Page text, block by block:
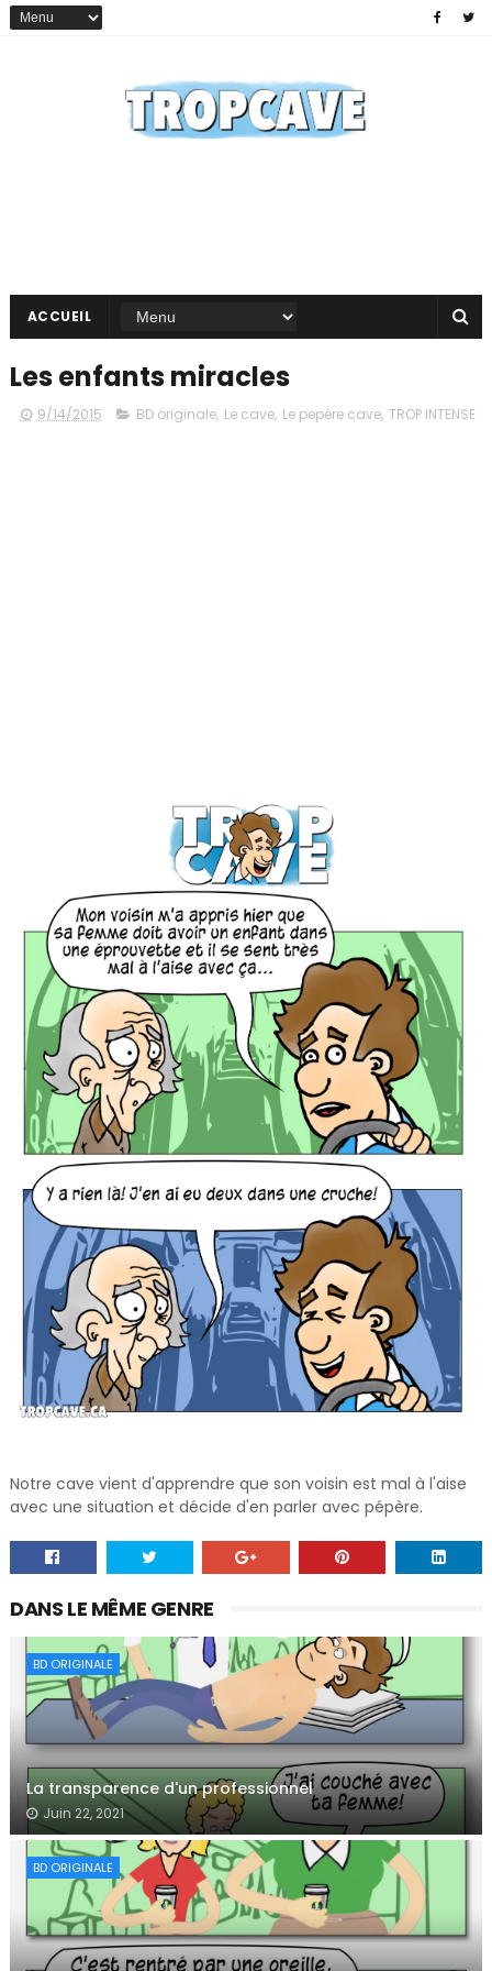
ACCUEIL
Les enfants miracles
9/14/2015 BD originale, Le cave, Le pepére cave, TROP INTENSE
Notre cave vient d'apprendre que son voisin est mal à l'aise
avec une situation et décide d'en parler avec pépère.
DANS LE MÊME GENRE
BD ORIGINALE
La transparence d'un professionnel
Juin 22, 2021
BD ORIGINALE